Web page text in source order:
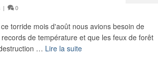
| 0
torride mois d'août nous avions besoin de
de température et que les feux de forêt
… Lire la suite